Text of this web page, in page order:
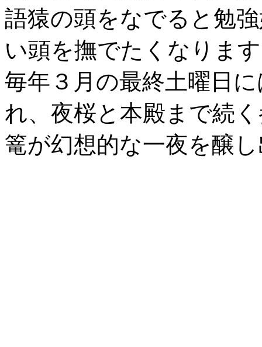
語猿の頭をなでると勉
い頭を撫でたくなりま
毎年３月の最終土曜日
れ、夜桜と本殿まで続
篭が幻想的な一夜を醸